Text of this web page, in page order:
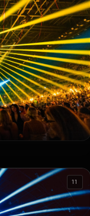
11